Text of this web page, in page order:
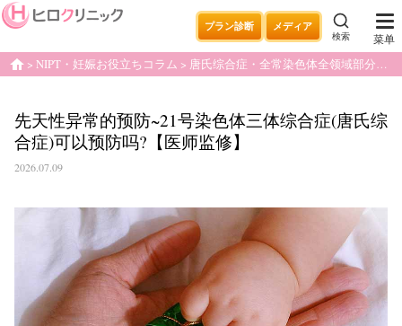
プラン診断 メディア
検索 菜单
homeNIPT・妊娠お役立ちコラム 唐氏综合症・全常染色体全领域部分缺失・重复疾病
先天性异常的预防~21号染色体三体综合症(唐氏综
合症)可以预防吗?【医师监修】
2026.07.09